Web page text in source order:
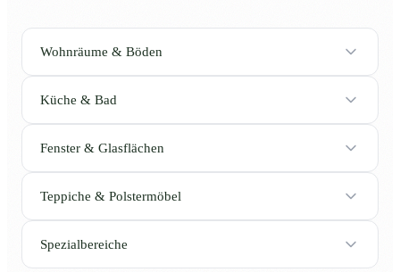
Wohnräume & Böden
Küche & Bad
Fenster & Glasflächen
Teppiche & Polstermöbel
Spezialbereiche